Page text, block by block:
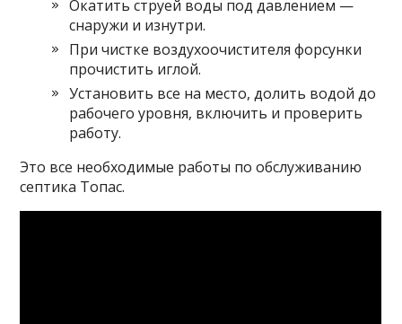
Окатить струей воды под давлением —
снаружи и изнутри.
При чистке воздухоочистителя форсунки
прочистить иглой.
Установить все на место, долить водой до
рабочего уровня, включить и проверить
работу.
Это все необходимые работы по обслуживанию
септика Топас.